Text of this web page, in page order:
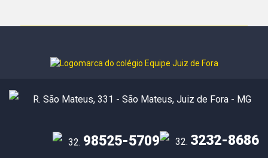
R. São Mateus, 331 - São Mateus, Juiz de Fora - MG
32. 3232-8686
32. 98525-5709